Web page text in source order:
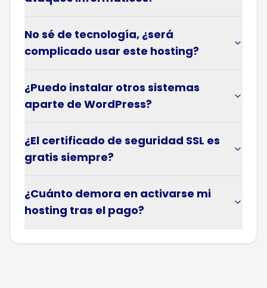
No sé de tecnología, ¿será
complicado usar este hosting?
¿Puedo instalar otros sistemas
aparte de WordPress?
¿El certificado de seguridad SSL es
gratis siempre?
¿Cuánto demora en activarse mi
hosting tras el pago?